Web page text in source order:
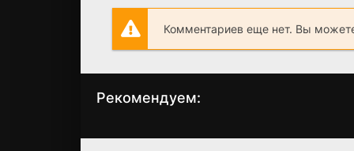
Комментариев еще нет. Вы
Рекомендуем:
Адский бункер:
Резня зомби